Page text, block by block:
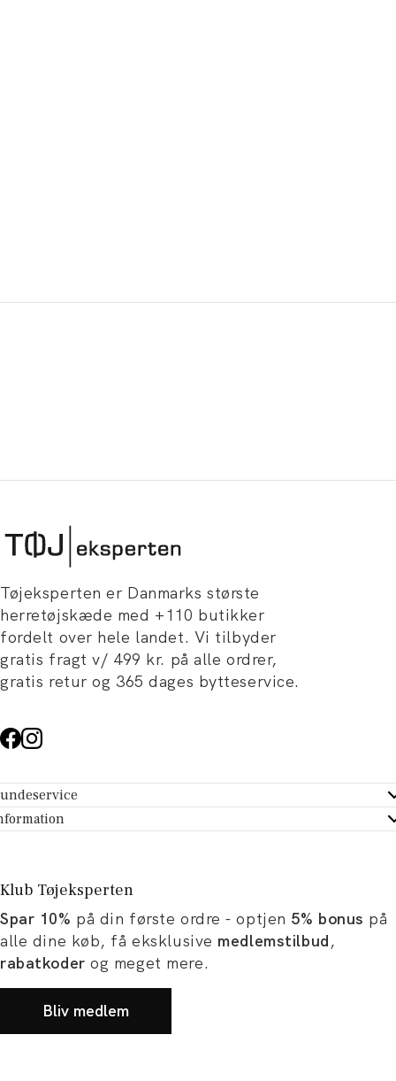
Tøjeksperten er Danmarks største
herretøjskæde med +110 butikker
fordelt over hele landet. Vi tilbyder
gratis fragt v/ 499 kr. på alle ordrer,
gratis retur og 365 dages bytteservice.
- Hjælpecenter
dit køb
Tøjeksperten
og artikler
og karriere
Klub Tøjeksperten
Spar 10% på din første ordre - optjen 5% bonus på
alle dine køb, få eksklusive medlemstilbud,
rabatkoder og meget mere.
Bliv medlem